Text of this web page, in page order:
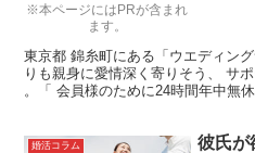
※本ページにはPRが含まれ
ます。
東京都 錦糸町にある「ウエディン
りも親身に愛情深く寄りそう、 サ
。「 会員様のために24時間年中無
婚活コラム
彼氏が